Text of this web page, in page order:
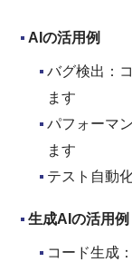
AI の活用例
バグ検出：
ます
パフォーマ
ます
テスト自動
生成AI の活用例
コード生成